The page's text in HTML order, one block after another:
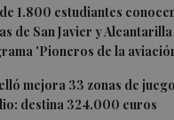
1.800 estudiantes
de San Javier y
'Pioneros de la
mejora 33 zonas de
destina 324.000 euros